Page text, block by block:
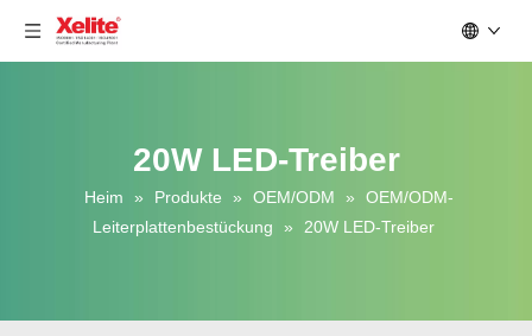
20W LED-Treiber
Heim » Produkte » OEM/ODM »
OEM/ODM-
Leiterplattenbestückung
» 20W LED-Treiber